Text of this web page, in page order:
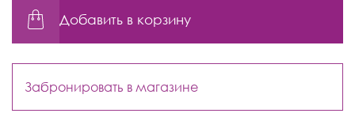
Добавить в корзину
Забронировать в магазине